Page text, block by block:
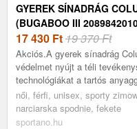
GYEREK SÍNADRÁG
(BUGABOO III
17 430 Ft19 370 Ft
Akciós.A gyerek sínadrág
védelmet nyújt a téli
technológiákat a tartós
női, férfi, unisex, sporty
narciarska spodnie, fekete
sportano.hu